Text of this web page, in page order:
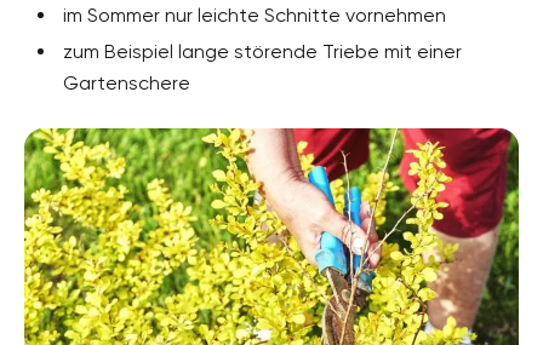
im Sommer nur leichte Schnitte vornehmen
zum Beispiel lange störende Triebe mit einer
Gartenschere